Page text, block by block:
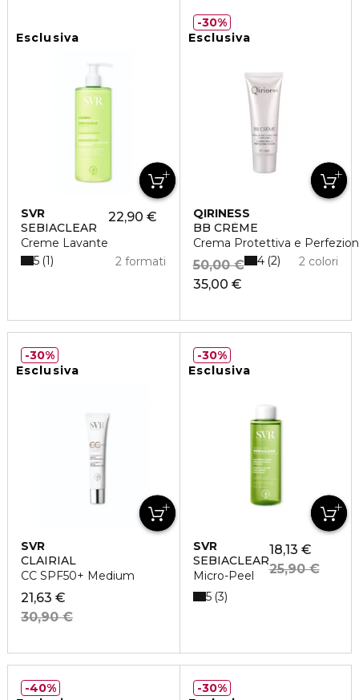
Esclusiva
SVR
SEBIACLEAR
Creme Lavante
22,90 €
2 formati
5 1
Esclusiva
QIRINESS
BB CRÈME
Crema Protettiva e
35,00 €
50,00 € 2 colori
4 2
30%
Esclusiva
SVR
CLAIRIAL
CC SPF50+ Medium
21,63 €
30,90 €
30%
Esclusiva
SVR
SEBIACLEAR
Micro-Peel
18,13 €
25,90 €
5 3
30%
40%
30%